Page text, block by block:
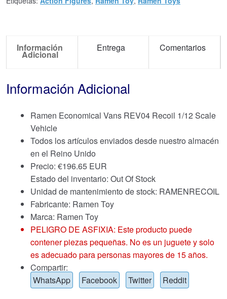
Información
Adicional
Entrega Comentarios
Información Adicional
Ramen Economical Vans REV04 Recoil 1/12 Scale
Vehicle
Todos los artículos enviados desde nuestro almacén
en el Reino Unido
Precio: €196.65 EUR
Estado del inventario: Out Of Stock
Unidad de mantenimiento de stock: RAMENRECOIL
Fabricante: Ramen Toy
Marca: Ramen Toy
PELIGRO DE ASFIXIA: Este producto puede
contener piezas pequeñas. No es un juguete y solo
es adecuado para personas mayores de 15 años.
Compartir:
WhatsApp
Facebook Twitter Reddit